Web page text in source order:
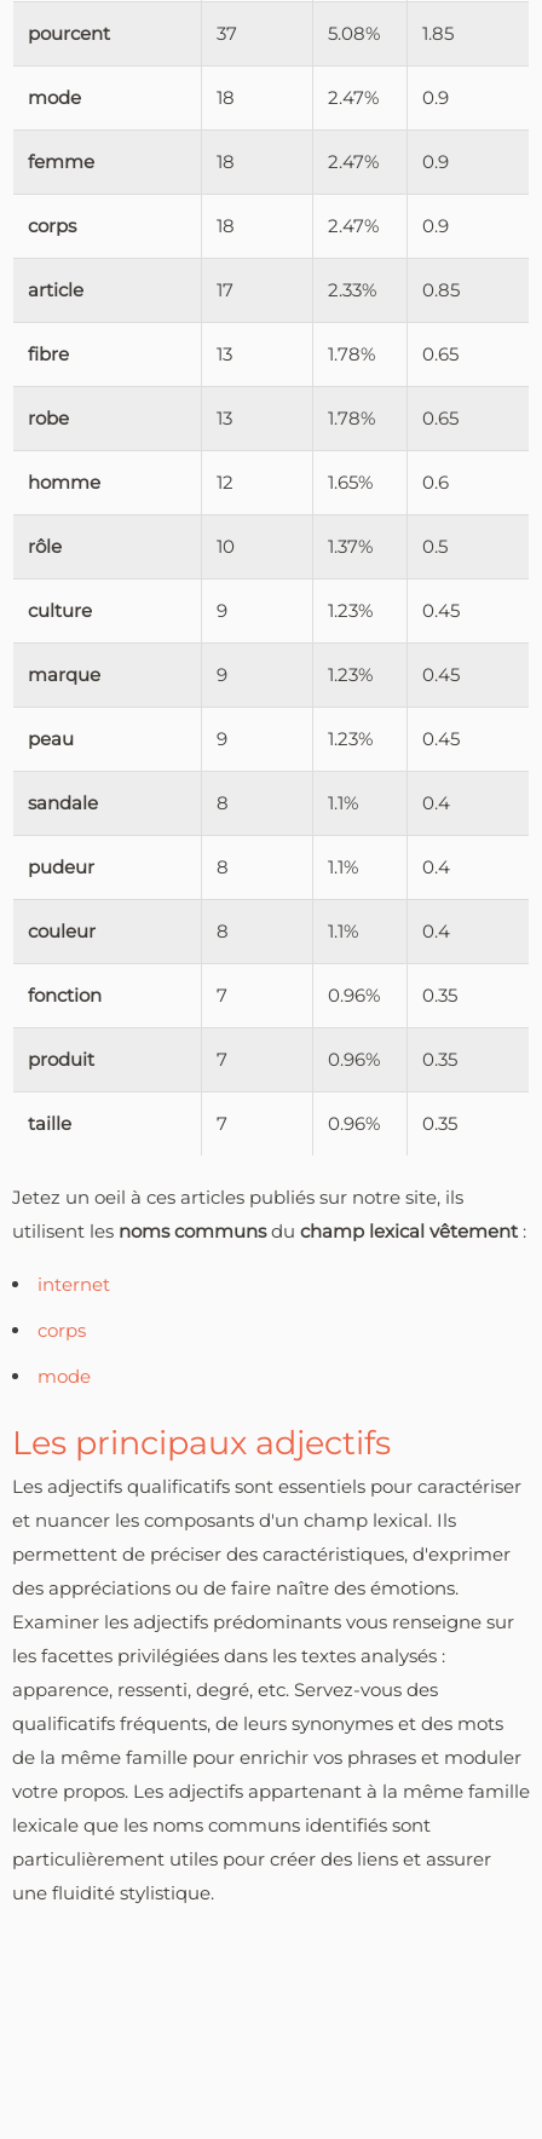
pourcent 37 5.08% 1.85
mode 18 2.47% 0.9
femme 18 2.47% 0.9
corps 18 2.47% 0.9
article 17 2.33% 0.85
fibre 13 1.78% 0.65
robe 13 1.78% 0.65
homme 12 1.65% 0.6
rôle 10 1.37% 0.5
culture 9 1.23% 0.45
marque 9 1.23% 0.45
peau 9 1.23% 0.45
sandale 8 1.1% 0.4
pudeur 8 1.1% 0.4
couleur 8 1.1% 0.4
fonction 7 0.96% 0.35
produit 7 0.96% 0.35
taille 7 0.96% 0.35
Jetez un oeil à ces articles publiés sur notre site, ils
utilisent les noms communsdu champ lexical vêtement :
internet
corps
mode
Les principaux adjectifs
Les adjectifs qualificatifs sont essentiels pour caractériser
et nuancer les composants d'un champ lexical. Ils
permettent de préciser des caractéristiques, d'exprimer
des appréciations ou de faire naître des émotions.
Examiner les adjectifs prédominants vous renseigne sur
les facettes privilégiées dans les textes analysés :
apparence, ressenti, degré, etc. Servez-vous des
qualificatifs fréquents, de leurs synonymes et des mots
de la même famille pour enrichir vos phrases et moduler
votre propos. Les adjectifs appartenant à la même famille
lexicale que les noms communs identifiés sont
particulièrement utiles pour créer des liens et assurer
une fluidité stylistique.